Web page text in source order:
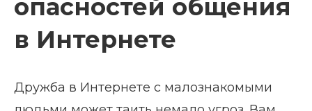
опасностей общения
в Интернете
Дружба в Интернете с малознакомыми